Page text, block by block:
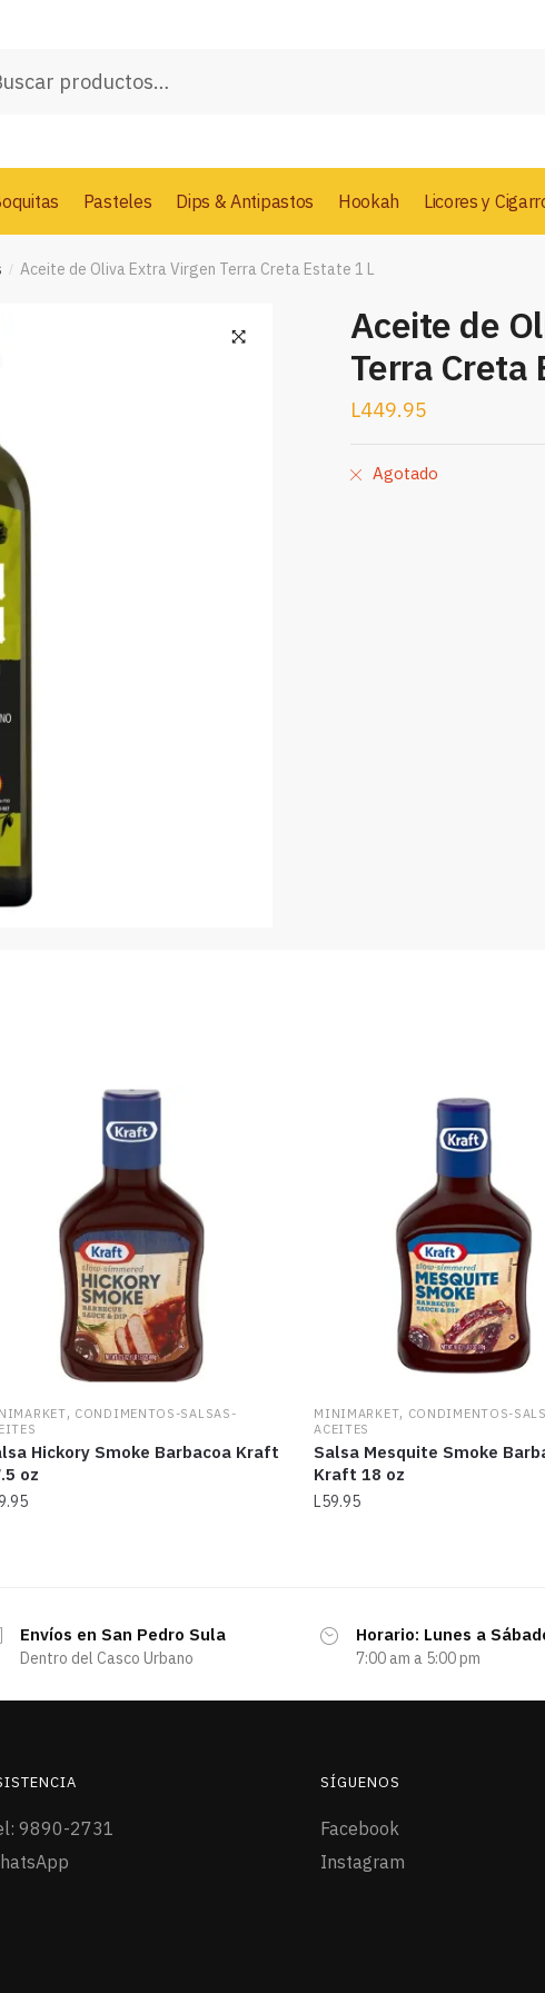
Pasteles Dips & Antipastos Hookah Licores y
/ Aceite de Oliva Extra Virgen Terra Creta Estate 1 L
Aceite de
Terra Creta
L449.95
Agotado
, CONDIMENTOS-SALSAS-
Hickory Smoke Barbacoa Kraft
oz
MINIMARKET, CONDIMENTOS-
ACEITES
Salsa Mesquite Smoke
Kraft 18 oz
L59.95
Envíos en San Pedro Sula
Dentro del Casco Urbano
Horario: Lunes a
7:00 am a 5:00 pm
9890-2731
SÍGUENOS
Facebook
Instagram